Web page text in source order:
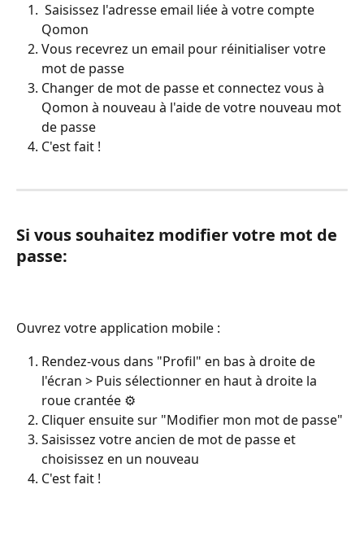
Qomon
Vous recevrez un email pour réinitialiser votre
mot de passe
Changer de mot de passe et connectez vous à
Qomon à nouveau à l'aide de votre nouveau mot
de passe
C'est fait !
Si vous souhaitez modifier votre mot de
passe:
Ouvrez votre application mobile :
Rendez-vous dans "Profil" en bas à droite de
l'écran > Puis sélectionner en haut à droite la
roue crantée ⚙️
Cliquer ensuite sur "Modifier mon mot de passe"
Saisissez votre ancien de mot de passe et
choisissez en un nouveau
C'est fait !